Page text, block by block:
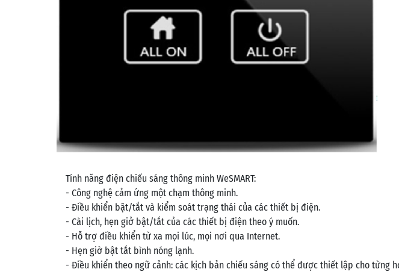
Tính năng điện chiếu sáng thông minh WeSMART:
- Công nghệ cảm ứng một chạm thông minh.
- Điều khiển bật/tắt và kiểm soát trạng thái của các thiết bị điện.
- Cài lịch, hẹn giở bật/tắt của các thiết bị điện theo ý muốn.
- Hỗ trợ điều khiển từ xa mọi lúc, mọi nơi qua Internet.
- Hẹn giờ bật tắt bình nóng lạnh.
- Điều khiển theo ngữ cảnh: các kịch bản chiếu sáng có thể được thiết lập cho từng